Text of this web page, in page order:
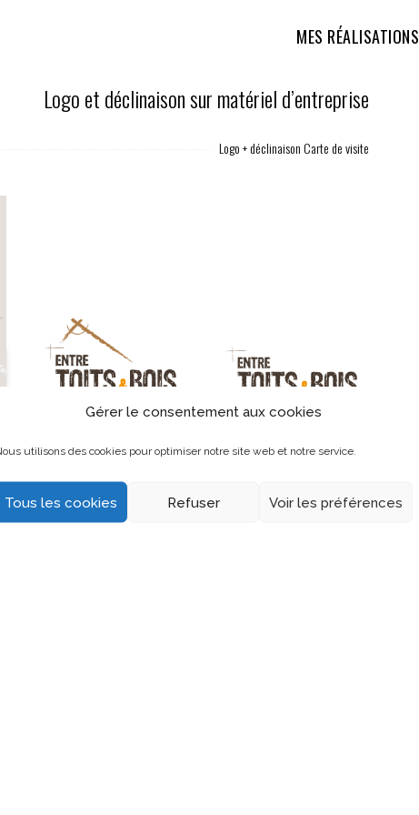
Gérer le consentement aux cookies
utilisons des cookies pour optimiser notre site web et notre service.
Tous les cookies Refuser Voir les préférences
MES RÉALISATIONS
Logo et déclinaison sur matériel d’entreprise
Logo + déclinaison Carte de visite